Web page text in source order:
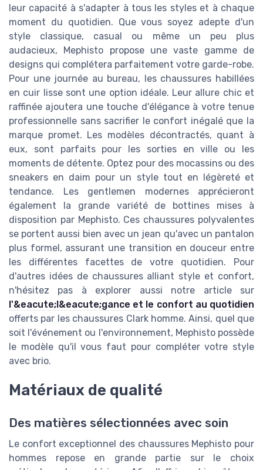
leur capacité à s'adapter à tous les styles et à chaque
moment du quotidien. Que vous soyez adepte d'un
style classique, casual ou même un peu plus
audacieux, Mephisto propose une vaste gamme de
designs qui complétera parfaitement votre garde-robe.
Pour une journée au bureau, les chaussures habillées
en cuir lisse sont une option idéale. Leur allure chic et
raffinée ajoutera une touche d'élégance à votre tenue
professionnelle sans sacrifier le confort inégalé que la
marque promet. Les modèles décontractés, quant à
eux, sont parfaits pour les sorties en ville ou les
moments de détente. Optez pour des mocassins ou des
sneakers en daim pour un style tout en légèreté et
tendance. Les gentlemen modernes apprécieront
également la grande variété de bottines mises à
disposition par Mephisto. Ces chaussures polyvalentes
se portent aussi bien avec un jean qu'avec un pantalon
plus formel, assurant une transition en douceur entre
les différentes facettes de votre quotidien. Pour
d'autres idées de chaussures alliant style et confort,
n'hésitez pas à explorer aussi notre article sur
l'&eacute;l&eacute;gance et le confort au quotidien
offerts par les chaussures Clark homme. Ainsi, quel que
soit l'événement ou l'environnement, Mephisto possède
le modèle qu'il vous faut pour compléter votre style
avec brio.
Matériaux de qualité
Des matières sélectionnées avec soin
Le confort exceptionnel des chaussures Mephisto pour
hommes repose en grande partie sur le choix